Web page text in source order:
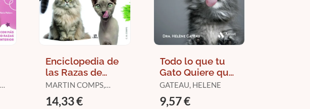
Enciclopedia de
las Razas de
Gatos de la a a la
Z
MARTIN COMPS,
14,33 €
Todo lo que tu
Gato Quiere que
Sepas: Miau!
GATEAU, HELENE
9,57 €